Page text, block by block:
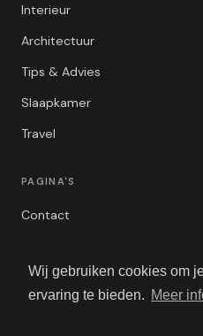
Wij gebruiken cookies om
ervaring te bieden. Meer
Interieur
Architectuur
Tips & Advies
Slaapkamer
Travel
PAGINA'S
Contact
Algemene Voorwaarden
Adverteren